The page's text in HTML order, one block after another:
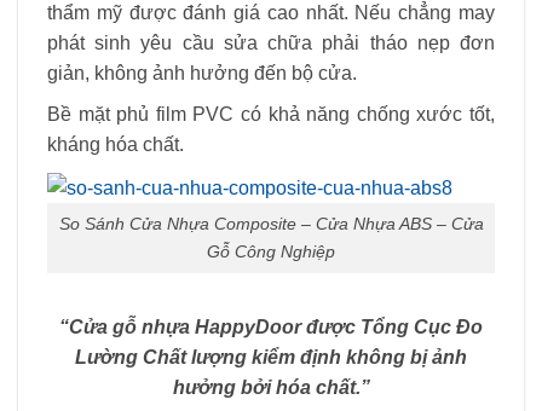
thẩm mỹ được đánh giá cao nhất. Nếu chẳng may
phát sinh yêu cầu sửa chữa phải tháo nẹp đơn
giản, không ảnh hưởng đến bộ cửa.
Bề mặt phủ film PVC có khả năng chống xước tốt,
kháng hóa chất.
So Sánh Cửa Nhựa Composite – Cửa Nhựa ABS – Cửa
Gỗ Công Nghiệp
“Cửa gỗ nhựa HappyDoor được Tổng Cục Đo
Lường Chất lượng kiểm định không bị ảnh
hưởng bởi hóa chất.”